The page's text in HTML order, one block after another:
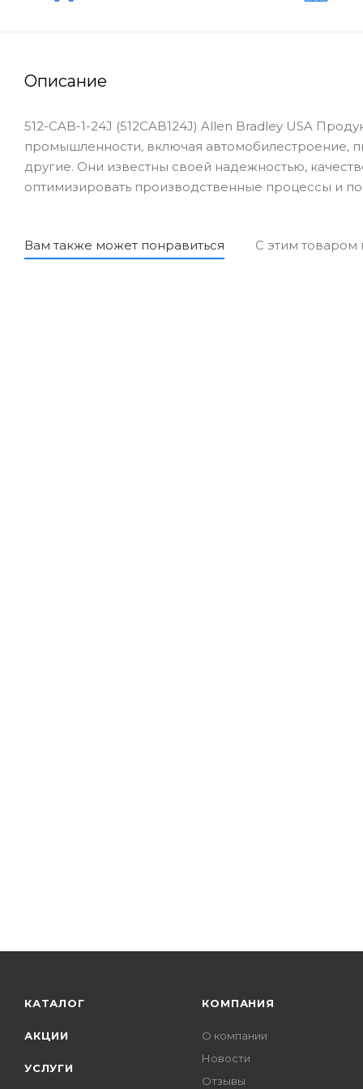
Описание
512-CAB-1-24J (512CAB124J) Allen Bradley USA
промышленности, включая автомобилестроение,
другие. Они известны своей надежностью,
оптимизировать производственные процессы и
Вам также может понравиться С этим товаром
КАТАЛОГ
АКЦИИ
УСЛУГИ
КОМПАНИЯ
О компании
Новости
Отзывы